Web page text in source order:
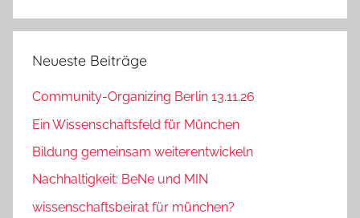
Neueste Beiträge
Community-Organizing Berlin 13.11.26
Ein Wissenschaftsfeld für München
Bildung gemeinsam weiterentwickeln
Nachhaltigkeit: BeNe und MIN
wissenschaftsbeirat für münchen?